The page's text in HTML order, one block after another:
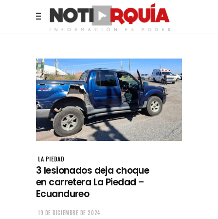
LA PIEDAD
3 lesionados deja choque
en carretera La Piedad –
Ecuandureo
19 DE DICIEMBRE DE 2024